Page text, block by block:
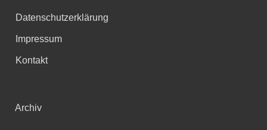
Datenschutzerklärung
Impressum
Kontakt
Archiv